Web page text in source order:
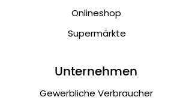
Onlineshop
Supermärkte
Unternehmen
Gewerbliche Verbraucher